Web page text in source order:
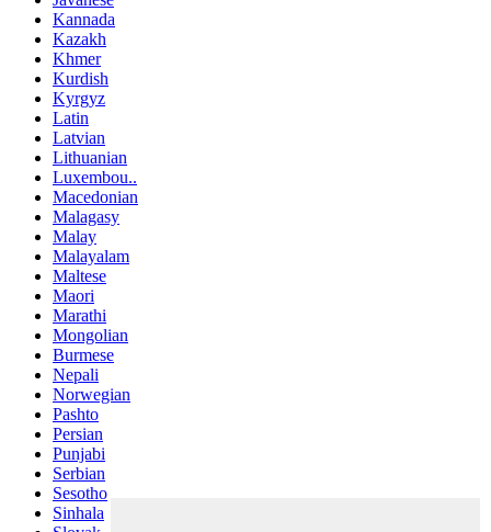
Kannada
Kazakh
Khmer
Kurdish
Kyrgyz
Latin
Latvian
Lithuanian
Luxembou..
Macedonian
Malagasy
Malay
Malayalam
Maltese
Maori
Marathi
Mongolian
Burmese
Nepali
Norwegian
Pashto
Persian
Punjabi
Serbian
Sesotho
Sinhala